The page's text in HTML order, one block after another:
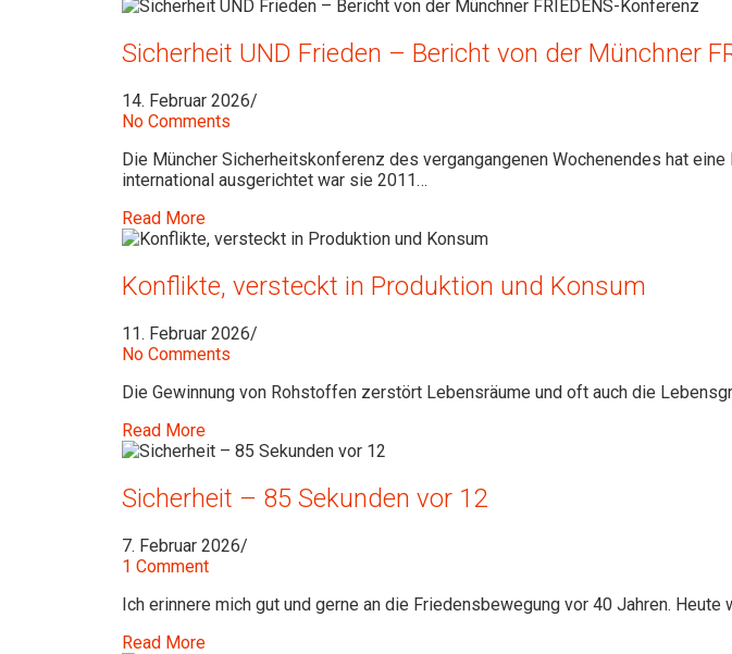
Sicherheit UND Frieden – Bericht von der Münchner
14. Februar 2026/
No Comments
Die Müncher Sicherheitskonferenz des vergangangenen Wochenendes hat
international ausgerichtet war sie 2011…
Read More
Konflikte, versteckt in Produktion und Konsum
11. Februar 2026/
No Comments
Die Gewinnung von Rohstoffen zerstört Lebensräume und oft auch die
Read More
Sicherheit – 85 Sekunden vor 12
7. Februar 2026/
1 Comment
Ich erinnere mich gut und gerne an die Friedensbewegung vor 40 Jahren.
Read More